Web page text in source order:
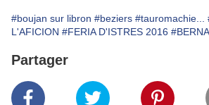
#boujan sur libron #beziers #tauromachie...
L'AFICION #FERIA D'ISTRES 2016
Partager